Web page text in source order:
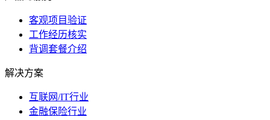
客观项目验证
工作经历核实
背调套餐介绍
解决方案
互联网/IT行业
金融保险行业